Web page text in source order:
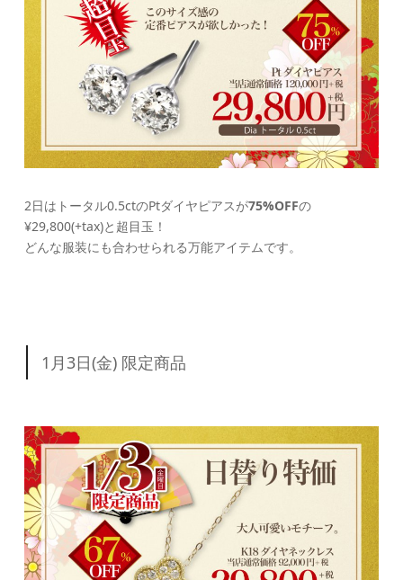
2日はトータル0.5ctのPtダイヤピアスが75%OFFの
¥29,800(+tax)と超目玉！
どんな服装にも合わせられる万能アイテムです。
1月3日(金) 限定商品